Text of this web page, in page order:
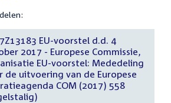
EU-voorstel d.d. 4
2017 - Europese Commissie,
EU-voorstel: Mededeling
de uitvoering van de Europese
COM (2017) 558